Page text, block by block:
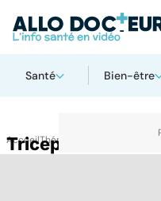
Santé Bien-être
AccueilThématiques
Triceps